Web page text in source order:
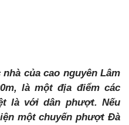
của cao nguyên Lâm
là một địa điểm các
là với dân phượt. Nếu
một chuyến phượt Đà